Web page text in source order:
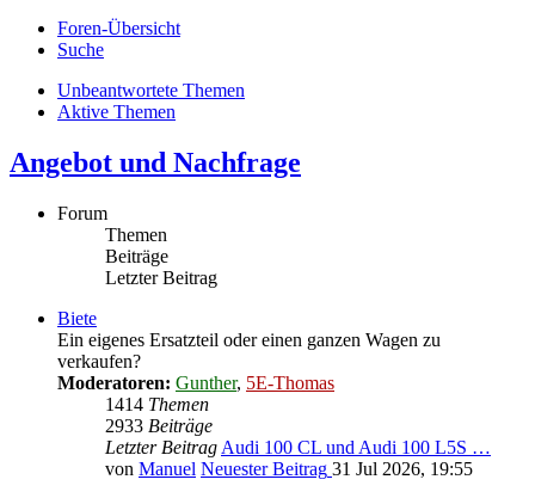
Foren-Übersicht
Suche
Unbeantwortete Themen
Aktive Themen
Angebot und Nachfrage
Forum
Themen
Beiträge
Letzter Beitrag
Biete
Ein eigenes Ersatzteil oder einen ganzen Wagen zu
verkaufen?
Moderatoren: Gunther, 5E-Thomas
1414 Themen
2933 Beiträge
Letzter Beitrag Audi 100 CL und Audi 100 L5S …
von Manuel Neuester Beitrag 31 Jul 2026, 19:55